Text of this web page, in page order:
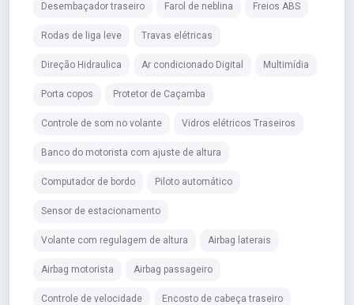
Desembaçador traseiro Farol de neblina Freios ABS
Rodas de liga leve Travas elétricas
Direção Hidraulica Ar condicionado Digital Multimídia
Porta copos Protetor de Caçamba
Controle de som no volante Vidros elétricos Traseiros
Banco do motorista com ajuste de altura
Computador de bordo Piloto automático
Sensor de estacionamento
Volante com regulagem de altura Airbag laterais
Airbag motorista Airbag passageiro
Controle de velocidade Encosto de cabeça traseiro